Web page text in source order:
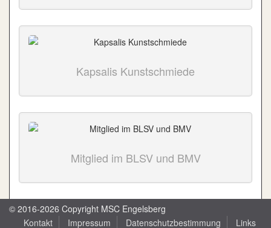
Kapsalis Kunstschmiede
Mitglied im BLSV und BMV
© 2016-2026 Copyright MSC Engelsberg
Kontakt
Impressum Datenschutzbestimmung Links